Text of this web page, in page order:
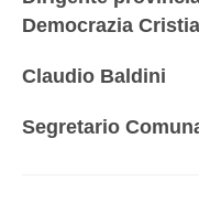
Democrazia
Claudio Baldini
Segretario